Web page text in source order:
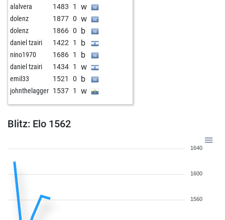
alalvera 1483 1 w
dolenz 1877 0 w
dolenz 1866 0 b
daniel tzairi 1422 1 b
nino1970 1686 1 b
daniel tzairi 1434 1 w
emil33 1521 0 b
johnthelagger 1537 1 w
Blitz: Elo 1562
1640
1600
1560